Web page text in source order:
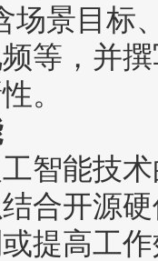
场景目标
等，并
。
智能技
合开源
提高工